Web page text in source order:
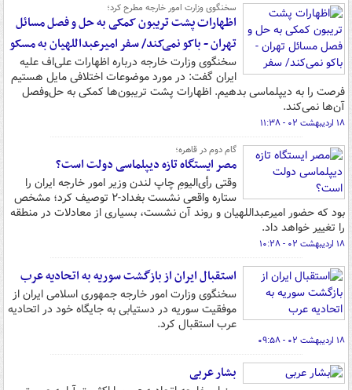
سخنگوی وزارت امور خارجه مطرح کرد؛
اظهارات پشت تریبون‌ کمکی به حل و فصل مسائل
تهران - باکو نمی‌کند/ سفر امیرعبداللهیان به مسکو
سخنگوی وزارت خارجه درباره اظهارات علی‌اف علیه
ایران گفت: در مورد موضوعات اختلافی مایل هستیم
فرصت را به دیپلماسی بدهیم. اظهارات پشت تریبون‌ها کمکی به حل‌وفصل
آن‌ها نمی‌کند.
۱۸ اردیبهشت ۰۲ - ۱۱:۳۸
گام دوم در قاهره؛
مصر ایستگاه تازه دیپلماسی دولت است؟
وقتی رأی‌الیومِ چاپ لندن وزیر امور خارجه ایران را
ستاره واقعی نشست بغداد-۲ توصیف کرد؛ مشخص
بود که حضور امیرعبداللهیان و روند آن نشست، بسیاری از معادلات در منطقه
را تغییر خواهد داد.
۱۸ اردیبهشت ۰۲ - ۱۰:۲۸
استقبال ایران از بازگشت سوریه به اتحادیه عرب
سخنگوی وزارت امور خارجه جمهوری اسلامی ایران از
موفقیت سوریه در دستیابی به جایگاه خود در اتحادیه
عرب استقبال کرد.
۱۸ اردیبهشت ۰۲ - ۰۹:۵۸
بشار عربی